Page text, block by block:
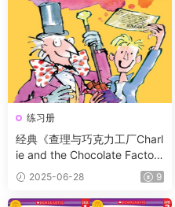
练习册
经典《查理与巧克力工厂Charl
ie and the Chocolate Factor
y》PDF书籍+原版阅读理解练
习纸含答案
2025-06-28 9